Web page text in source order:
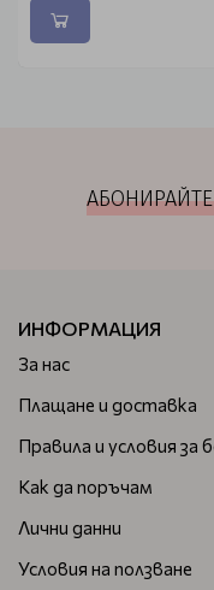
ИНФОРМАЦИЯ
За нас
Плащане и доставка
Правила и условия за
Как да поръчам
Лични данни
Условия на ползване